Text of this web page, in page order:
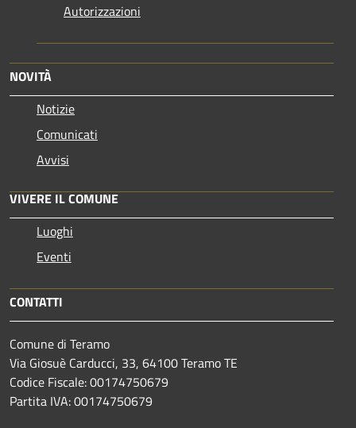
Autorizzazioni
NOVITÀ
Notizie
Comunicati
Avvisi
VIVERE IL COMUNE
Luoghi
Eventi
CONTATTI
Comune di Teramo
Via Giosuè Carducci, 33, 64100 Teramo TE
Codice Fiscale: 00174750679
Partita IVA: 00174750679